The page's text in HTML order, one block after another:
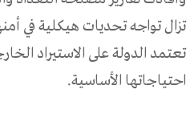
تزال تواجه تحديات هيكلية في
احتياجاتها الأساسية.